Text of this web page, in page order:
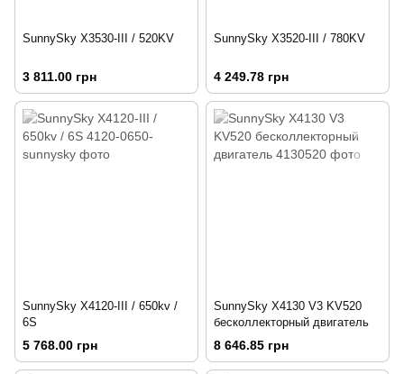
SunnySky X3530-III / 520KV
3 811.00 грн
SunnySky X3520-III / 780KV
4 249.78 грн
SunnySky X4120-III / 650kv /
6S
5 768.00 грн
SunnySky X4130 V3 KV520
бесколлекторный двигатель
8 646.85 грн